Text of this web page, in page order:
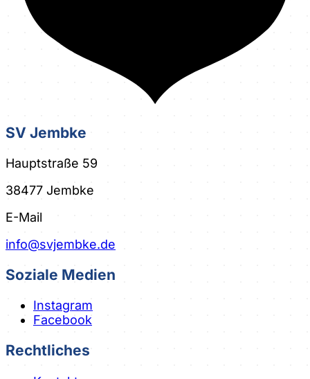
SV Jembke
Hauptstraße 59
38477 Jembke
E-Mail
info@svjembke.de
Soziale Medien
Instagram
Facebook
Rechtliches